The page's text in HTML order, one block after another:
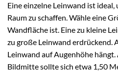
Eine einzelne Leinwand ist
Raum zu schaffen. Wähle eine
Wandfläche ist. Eine zu kleine
zu große Leinwand erdrückend.
Leinwand auf Augenhöhe
Bildmitte sollte sich etwa 1,50